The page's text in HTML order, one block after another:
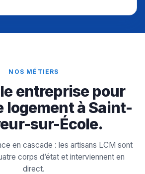
NOS MÉTIERS
entreprise pour
logement à Saint-
sur-École.
en cascade : les artisans LCM sont
corps d’état et interviennent en
direct.